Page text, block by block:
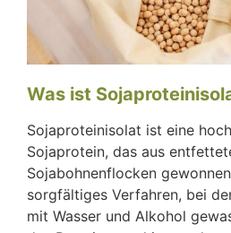
Was ist
Sojaproteinisolat ist eine
Sojaprotein, das aus
Sojabohnenflocken
sorgfältiges Verfahren, bei
mit Wasser und Alkohol